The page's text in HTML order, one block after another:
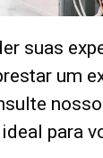
suas
um
para